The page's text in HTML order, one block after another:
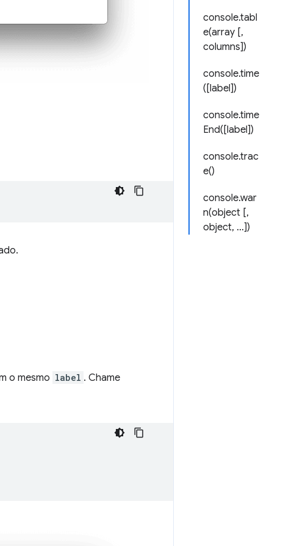
console.tabl
e(array [,
columns])
console.time
([label])
console.time
End([label])
console.trac
e()
console.war
n(object [,
object, ...])
o mesmo label . Chame